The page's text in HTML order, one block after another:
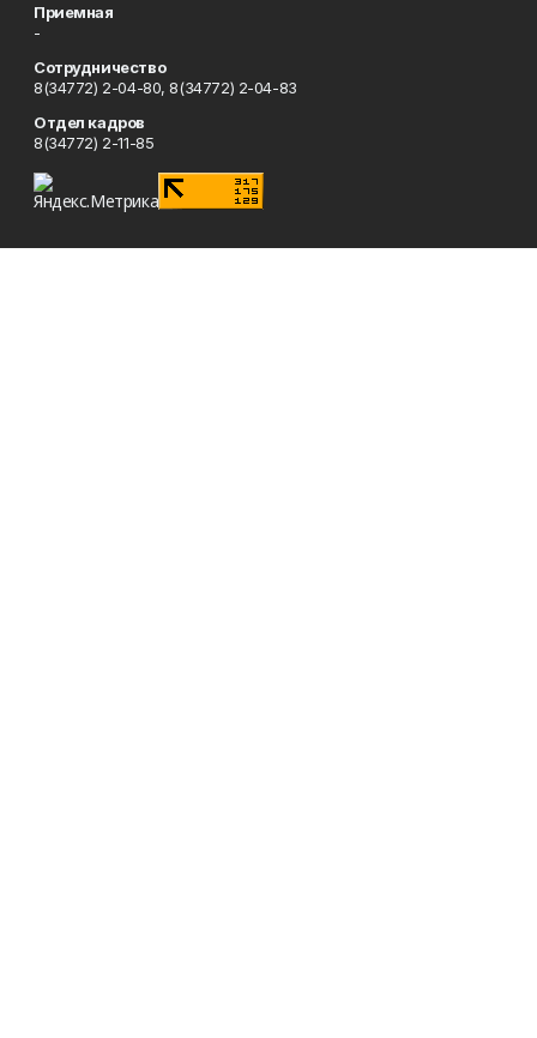
Приемная
-
Сотрудничество
8(34772) 2-04-80, 8(34772) 2-04-83
Отдел кадров
8(34772) 2-11-85